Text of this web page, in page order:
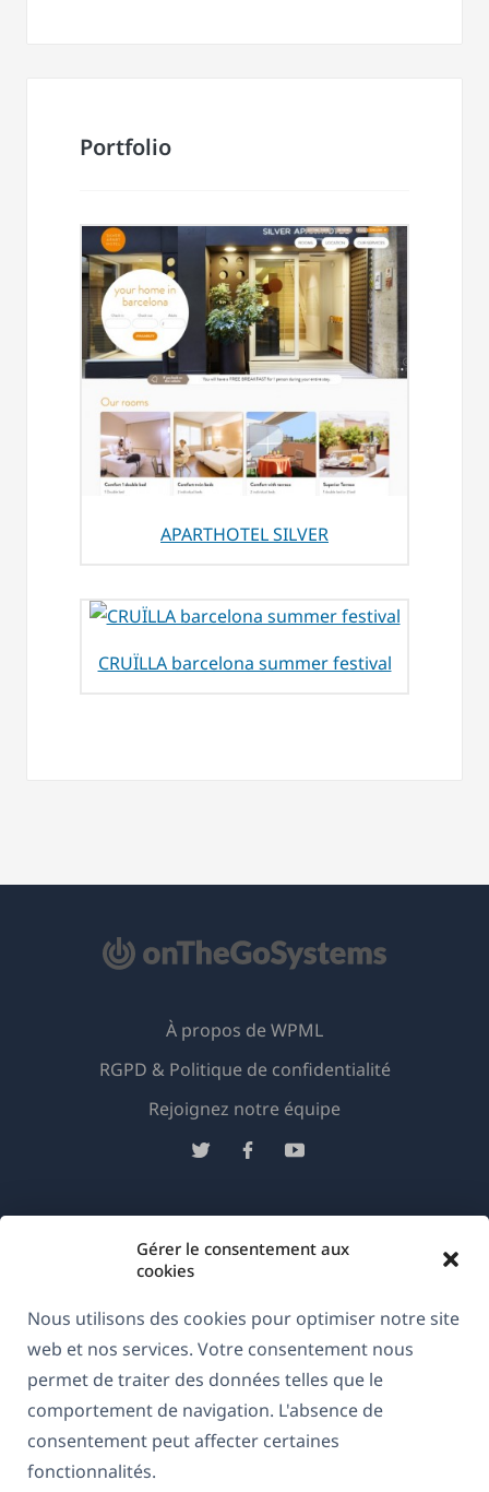
Gérer le consentement aux
cookies
Nous utilisons des cookies pour optimiser notre site
web et nos services. Votre consentement nous
permet de traiter des données telles que le
comportement de navigation. L'absence de
consentement peut affecter certaines
fonctionnalités.
Portfolio
APARTHOTEL SILVER
CRUÏLLA barcelona summer festival
dans
une
nouvelle
fenêtre)
À propos de WPML
RGPD & Politique de confidentialité
Rejoignez notre équipe(s'ouvre
(s'ouvre
fenêtre)
(s'ouvre
fenêtre)
(s'ouvre
fenêtre)